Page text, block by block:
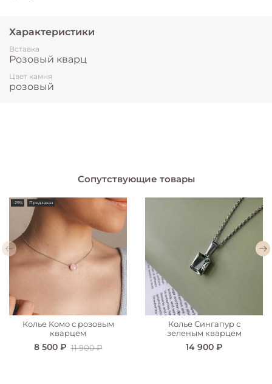
Характеристики
Вставка
Розовый кварц
Цвет камня
розовый
Сопутствующие товары
-29% Предзаказ
Колье Комо с розовым
кварцем
8 500 ₽ 11 900 ₽
Колье Сингапур с
зеленым кварцем
14 900 ₽